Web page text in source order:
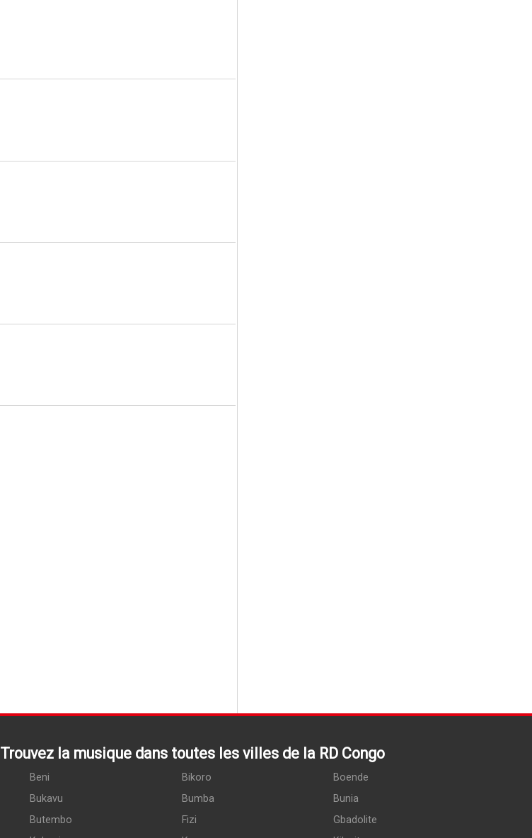
Trouvez la musique dans toutes les villes de la RD Congo
Beni Bikoro
Boende
Bukavu Bumba
Bunia
Butembo Fizi
Gbadolite